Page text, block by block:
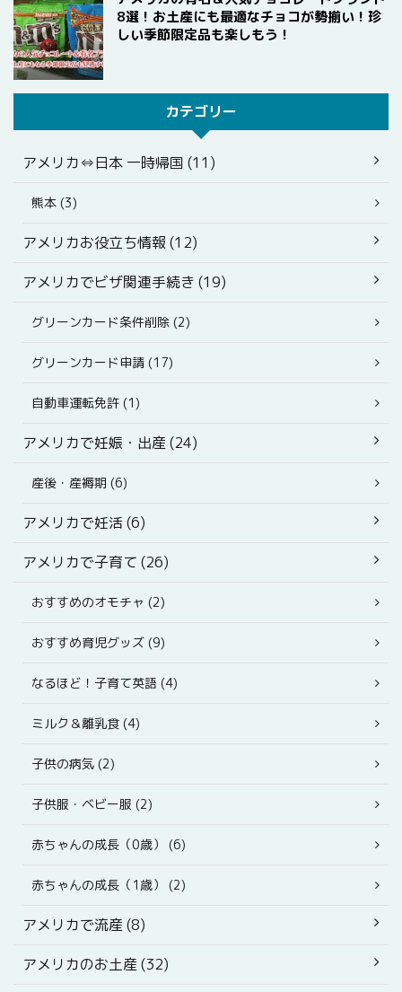
8選！お土産にも最適なチョコが勢揃い！珍
しい季節限定品も楽しもう！
カテゴリー
アメリカ⇔日本 一時帰国 (11)
熊本 (3)
アメリカお役立ち情報 (12)
アメリカでビザ関連手続き (19)
グリーンカード条件削除 (2)
グリーンカード申請 (17)
自動車運転免許 (1)
アメリカで妊娠・出産 (24)
産後・産褥期 (6)
アメリカで妊活 (6)
アメリカで子育て (26)
おすすめのオモチャ (2)
おすすめ育児グッズ (9)
なるほど！子育て英語 (4)
ミルク＆離乳食 (4)
子供の病気 (2)
子供服・ベビー服 (2)
赤ちゃんの成長（0歳） (6)
赤ちゃんの成長（1歳） (2)
アメリカで流産 (8)
アメリカのお土産 (32)